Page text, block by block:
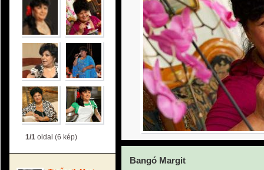
1/1 oldal (6 kép)
Bangó Margit